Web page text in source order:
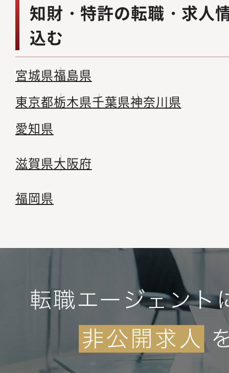
知財・特許の転職・求人
込む
宮城県福島県
東京都栃木県千葉県神奈川県
愛知県
滋賀県大阪府
福岡県